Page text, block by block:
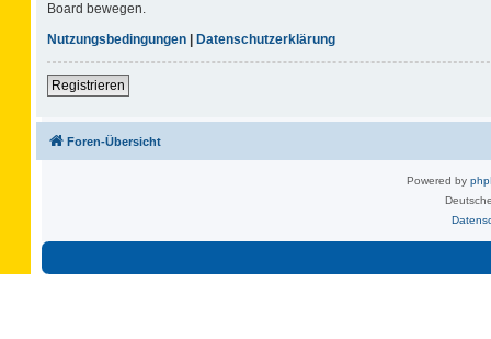
Board bewegen.
Nutzungsbedingungen | Datenschutzerklärung
Registrieren
Foren-Übersicht
Powered by